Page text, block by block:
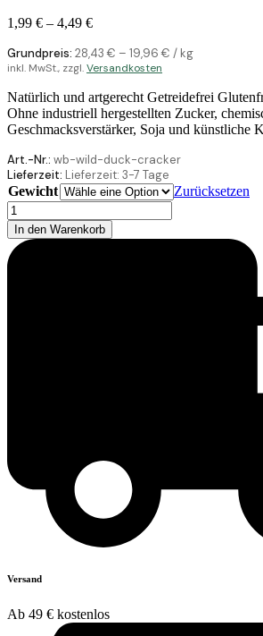
1,99 € – 4,49 €
Grundpreis: 28,43€ – 19,96€ / kg
inkl. MwSt., zzgl.Versandkosten
Natürlich und artgerecht Getreidefrei
Ohne industriell hergestellten Zucker,
Geschmacksverstärker, Soja und künstliche
Art.-Nr.: wb-wild-duck-cracker
Lieferzeit: Lieferzeit: 3-7 Tage
Gewicht
Zurücksetzen
Wolfsblut
Wild
Duck
Cracker
In den Warenkorb
Versand
Ab 49 € kostenlos